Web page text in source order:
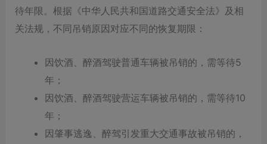
待年限。根据《中华人民共和国道路交通安全法》及相
关法规，不同吊销原因对应不同的恢复期限：
因饮酒、醉酒驾驶普通车辆被吊销的，需等待5
年；
因饮酒、醉酒驾驶营运车辆被吊销的，需等待10
年；
因肇事逃逸、醉驾引发重大交通事故被吊销的，